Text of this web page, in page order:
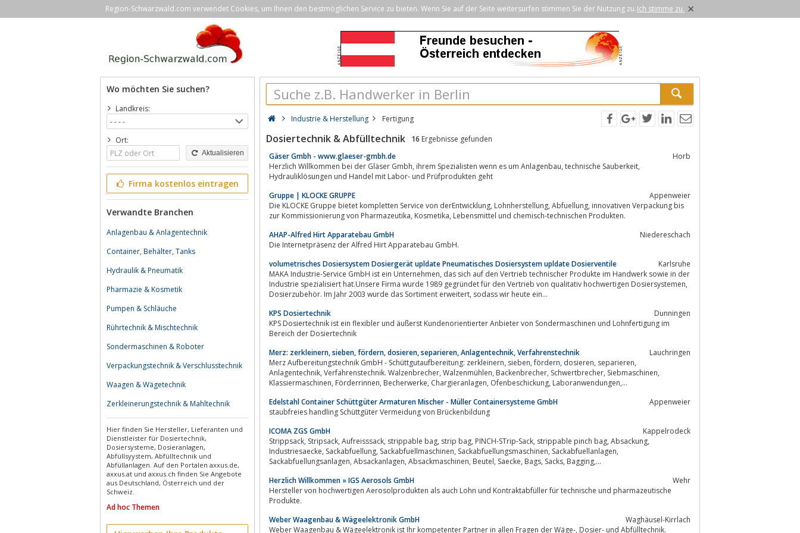
Region-Schwarzwald.com verwendet Cookies, um Ihnen den bestmöglichen Service zu bieten. Wenn Sie auf der Seite weitersurfen stimmen Sie der Nutzung zu.Ich stimme zu. ×
Wo möchten Sie suchen?
Landkreis:
Ort:
Aktualisieren
Firma kostenlos eintragen
Verwandte Branchen
Anlagenbau & Anlagentechnik
Container, Behälter, Tanks
Hydraulik & Pneumatik
Pharmazie & Kosmetik
Pumpen & Schläuche
Rührtechnik & Mischtechnik
Sondermaschinen & Roboter
Verpackungstechnik & Verschlusstechnik
Waagen & Wägetechnik
Zerkleinerungstechnik & Mahltechnik
Hier finden Sie Hersteller, Lieferanten und
Dienstleister für Dosiertechnik,
Dosiersysteme, Dosieranlagen,
Abfüllsyystem, Abfülltechnik und
Abfüllanlagen. Auf den Portalen axxus.de,
axxus.at und axxus.ch finden Sie Angebote
aus Deutschland, Österreich und der
Schweiz.
Ad hoc Themen
Industrie & Herstellung Fertigung
Dosiertechnik & Abfülltechnik 16 Ergebnisse gefunden
Gäser Gmbh - www.glaeser-gmbh.de
Horb
Herzlich Willkommen bei der Gläser Gmbh, ihrem Spezialisten wenn es um Anlagenbau, technische Sauberkeit,
Hydrauliklösungen und Handel mit Labor- und Prüfprodukten geht
Gruppe | KLOCKE GRUPPE
Appenweier
Die KLOCKE Gruppe bietet kompletten Service von derEntwicklung, Lohnherstellung, Abfuellung, innovativen Verpackung bis
zur Kommissionierung von Pharmazeutika, Kosmetika, Lebensmittel und chemisch-technischen Produkten.
AHAP-Alfred Hirt Apparatebau GmbH
Niedereschach
Die Internetpräsenz der Alfred Hirt Apparatebau GmbH.
volumetrisches Dosiersystem Dosiergerät upldate Pneumatisches Dosiersystem upldate Dosierventile
Karlsruhe
MAKA Industrie-Service GmbH ist ein Unternehmen, das sich auf den Vertrieb technischer Produkte im Handwerk sowie in der
Industrie spezialisiert hat.Unsere Firma wurde 1989 gegründet für den Vertrieb von qualitativ hochwertigen Dosiersystemen,
Dosierzubehör. Im Jahr 2003 wurde das Sortiment erweitert, sodass wir heute ein...
KPS Dosiertechnik
Dunningen
KPS Dosiertechnik ist ein flexibler und äußerst Kundenorientierter Anbieter von Sondermaschinen und Lohnfertigung im
Bereich der Dosiertechnik
Merz: zerkleinern, sieben, fördern, dosieren, separieren, Anlagentechnik, Verfahrenstechnik
Lauchringen
Merz Aufbereitungstechnik GmbH - Schüttgutaufbereitung: zerkleinern, sieben, fördern, dosieren, separieren,
Anlagentechnik, Verfahrenstechnik. Walzenbrecher, Walzenmühlen, Backenbrecher, Schwertbrecher, Siebmaschinen,
Klassiermaschinen, Förderrinnen, Becherwerke, Chargieranlagen, Ofenbeschickung, Laboranwendungen,...
Edelstahl Container Schüttgüter Armaturen Mischer - Müller Containersysteme GmbH
Appenweier
staubfreies handling Schüttgüter Vermeidung von Brückenbildung
ICOMA ZGS GmbH
Kappelrodeck
Strippsack, Stripsack, Aufreisssack, strippable bag, strip bag, PINCH-STrip-Sack, strippable pinch bag, Absackung,
Industriesaecke, Sackabfuellung, Sackabfuellmaschinen, Sackabfuellungsmaschinen, Sackabfuellanlagen,
Sackabfuellungsanlagen, Absackanlagen, Absackmaschinen, Beutel, Saecke, Bags, Sacks, Bagging,...
Herzlich Willkommen » IGS Aerosols GmbH
Wehr
Hersteller von hochwertigen Aerosolprodukten als auch Lohn und Kontraktabfüller für technische und pharmazeutische
Produkte.
Weber Waagenbau & Wägeelektronik GmbH
Waghäusel-Kirrlach
Weber Waagenbau & Wägeelektronik ist Ihr kompetenter Partner in allen Fragen der Wäge-, Dosier- und Abfülltechnik.